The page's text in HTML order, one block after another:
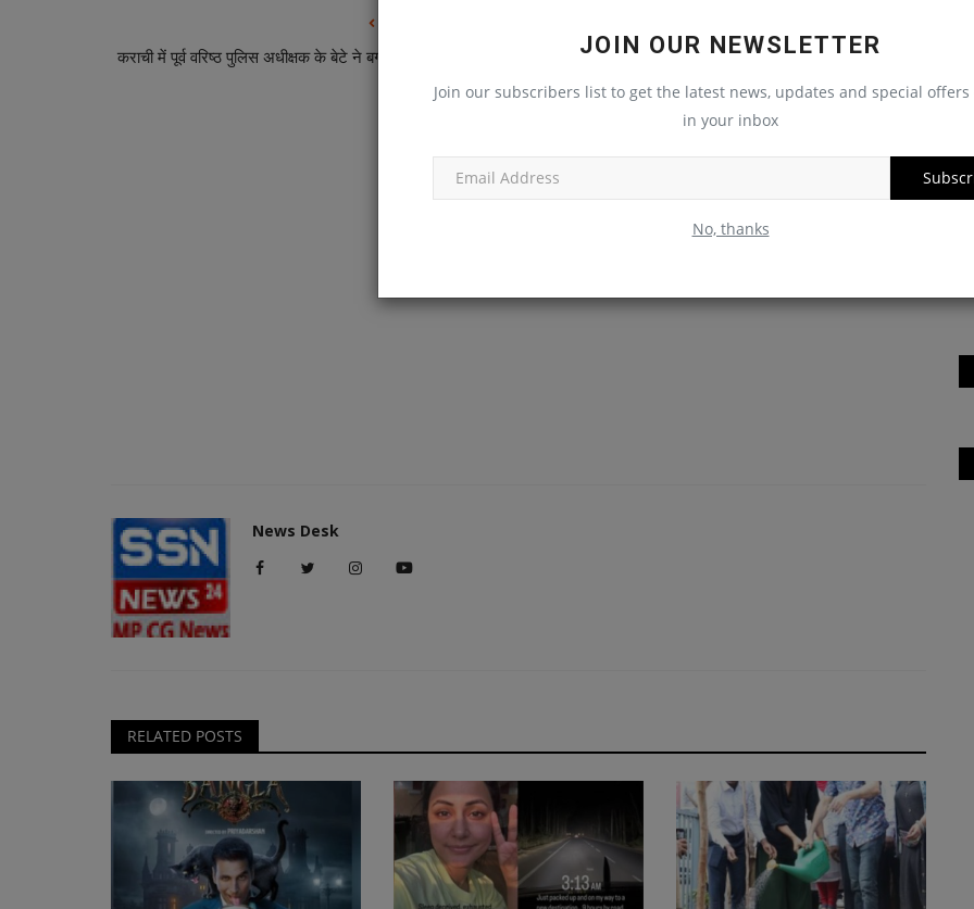
JOIN OUR NEWSLETTER
Join our subscribers list to get the latest news, updates and special
in your inbox
No, thanks
कराची में पूर्व वरिष्ठ पुलिस अधीक्षक के बेटे ने बर्गर खाने पर की किशोर
चीन ने अपने अंतरिक्ष स्टेशन के लिए ‘शेनझोउ-18’ के जरिये तीन
सदस्यीय दल भेजा
News Desk
RELATED POSTS
मैक्वेरी ने अदाणी पोर्ट्स को दी 'आउटपरफॉर्म' की
दक्षिण कोरिया : जंगल की आग को बुझाने में बाधा बनी
Mar 22, 2025